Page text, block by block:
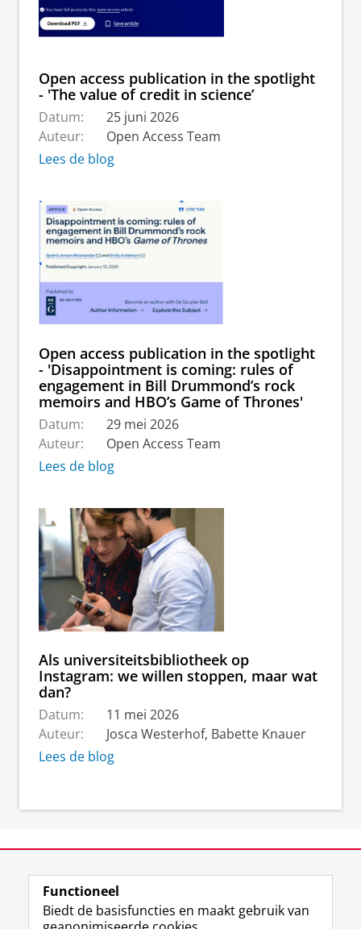
Open access publication in the spotlight
- 'The value of credit in science’
Datum:
25 juni 2026
Auteur:
Open Access Team
Lees de blog
Open access publication in the spotlight
- 'Disappointment is coming: rules of
engagement in Bill Drummond’s rock
memoirs and HBO’s Game of Thrones'
Datum:
29 mei 2026
Auteur:
Open Access Team
Lees de blog
Als universiteitsbibliotheek op
Instagram: we willen stoppen, maar wat
dan?
Datum:
11 mei 2026
Auteur:
Josca Westerhof, Babette Knauer
Lees de blog
View this page in:English
Functioneel
Biedt de basisfuncties en maakt gebruik van